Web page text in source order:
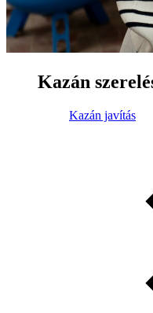
Kazán
Kazán javítás